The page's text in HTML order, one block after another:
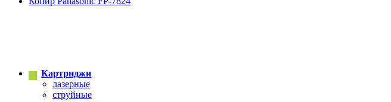
Картриджи
лазерные
струйные